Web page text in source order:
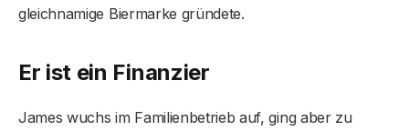
gleichnamige Biermarke gründete.
Er ist ein Finanzier
James wuchs im Familienbetrieb auf, ging aber zu